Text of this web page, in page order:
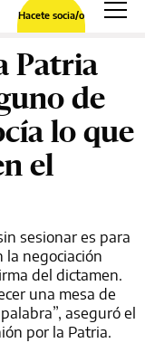
Hacete socia/o
Patria
de
lo que
el
sesionar es para
negociación
del dictamen.
una mesa de
aseguró el
por la Patria.